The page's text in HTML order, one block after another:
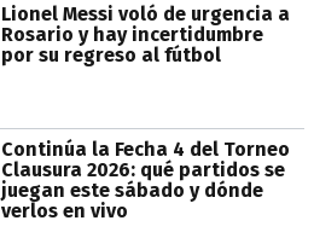
Lionel Messi voló de urgencia a
Rosario y hay incertidumbre
por su regreso al fútbol
Continúa la Fecha 4 del Torneo
Clausura 2026: qué partidos se
juegan este sábado y dónde
verlos en vivo